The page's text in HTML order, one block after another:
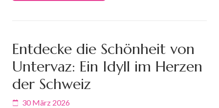
Entdecke die Schönheit von
Untervaz: Ein Idyll im Herzen
der Schweiz
30 März 2026